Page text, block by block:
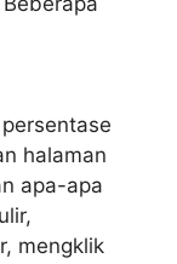
halaman
apa-apa
mengklik